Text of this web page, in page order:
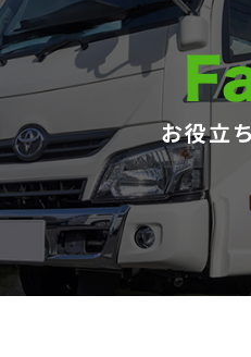
お役立